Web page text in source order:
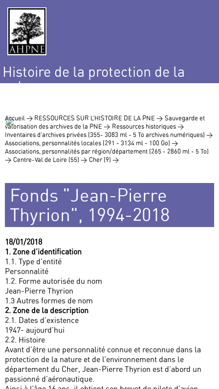
Histoire de la protection de la
nature
Accueil > RESSOURCES SUR L’HISTOIRE DE LA PNE > Sauvegarde et
valorisation des archives de la PNE > Ressources historiques >
Inventaires d’archives privées (355- 3083 ml - 5 To archives numériques) >
Associations, personnalités locales (291 - 3134 ml - 100 Go) >
Associations, personnalités par région/département (265 - 2860 ml - 5 To)
> Centre-Val de Loire (55) > Cher (9) >
Fonds "Jean-Pierre
Thyrion", 1994-2018
18/01/2018
1. Zone d’identification
1.1. Type d’entité
Personnalité
1.2. Forme autorisée du nom
Jean-Pierre Thyrion
1.3 Autres formes de nom
2. Zone de la description
2.1. Dates d’existence
1947- aujourd’hui
2.2. Histoire
Avant d’être une personnalité connue et reconnue dans la
protection de la nature et de l’environnement dans le
département du Cher, Jean-Pierre Thyrion est d’abord un
passionné d’aéronautique.